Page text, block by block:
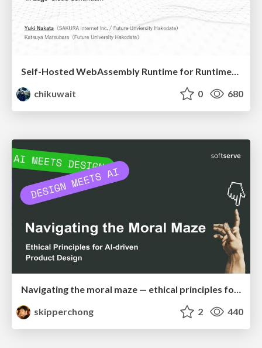
Self-Hosted WebAssembly Runtime for Runtime-Neutral Checkpoint/Restore in Edge–Cloud Continuum
chikuwait
0 680
Navigating the moral maze — ethical principles for Al-driven product design
skipperchong
2 440